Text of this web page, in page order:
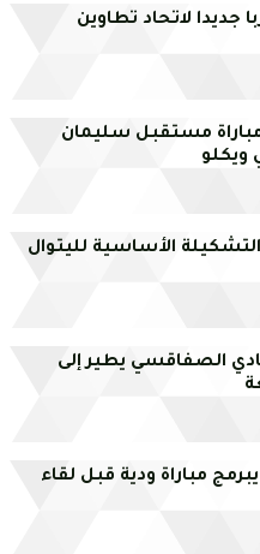
جديدا لاتحاد تطاوين
مباراة مستقبل سليمان
ويكلو
الأساسية لليتوال
الصفاقسي يطير إلى
مباراة ودية قبل لقاء